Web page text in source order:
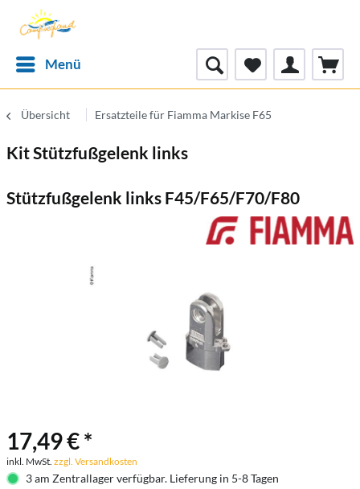
Menü
Übersicht Ersatzteile für Fiamma Markise F65
Kit Stützfußgelenk links
Stützfußgelenk links F45/F65/F70/F80
17,49 € *
inkl. MwSt. zzgl. Versandkosten
3 am Zentrallager verfügbar. Lieferung in 5-8 Tagen